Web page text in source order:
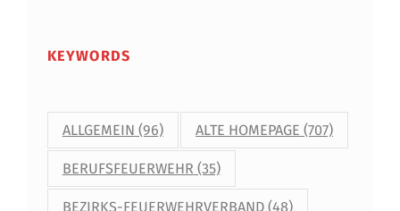
KEYWORDS
ALLGEMEIN (96) ALTE HOMEPAGE (707)
BERUFSFEUERWEHR (35)
BEZIRKS-FEUERWEHRVERBAND(48)